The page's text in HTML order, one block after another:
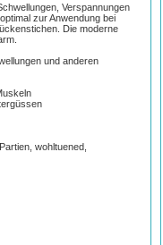
Verspannungen
zur Anwendung bei
Die moderne
und anderen
wohltuened,